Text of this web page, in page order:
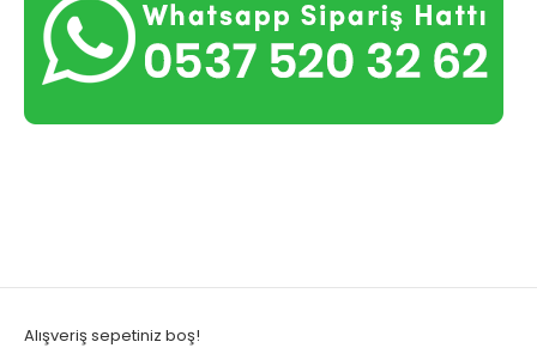
Alışveriş sepetiniz boş!